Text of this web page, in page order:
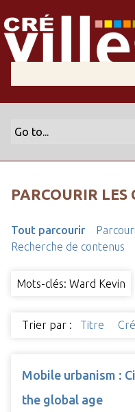
PARCOURIR
Tout parcourir
Recherche de contenus
Mots-clés: Ward Kevin
Trier par : Titre
Mobile urbanism :
the global age